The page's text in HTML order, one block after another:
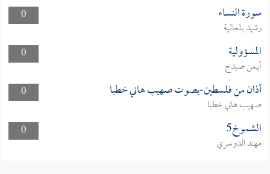
0
سورة النساء
رشيد بلعالية
0
المسؤولية
أيمن صيدح
0
أذان من فلسطين-بصوت صهيب هاني خطبا
صهيب هاني خطبا
0
الشموخ5
مهند الدوسري